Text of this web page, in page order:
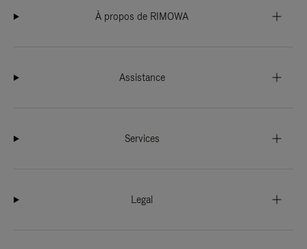
À propos de RIMOWA
Assistance
Services
Legal